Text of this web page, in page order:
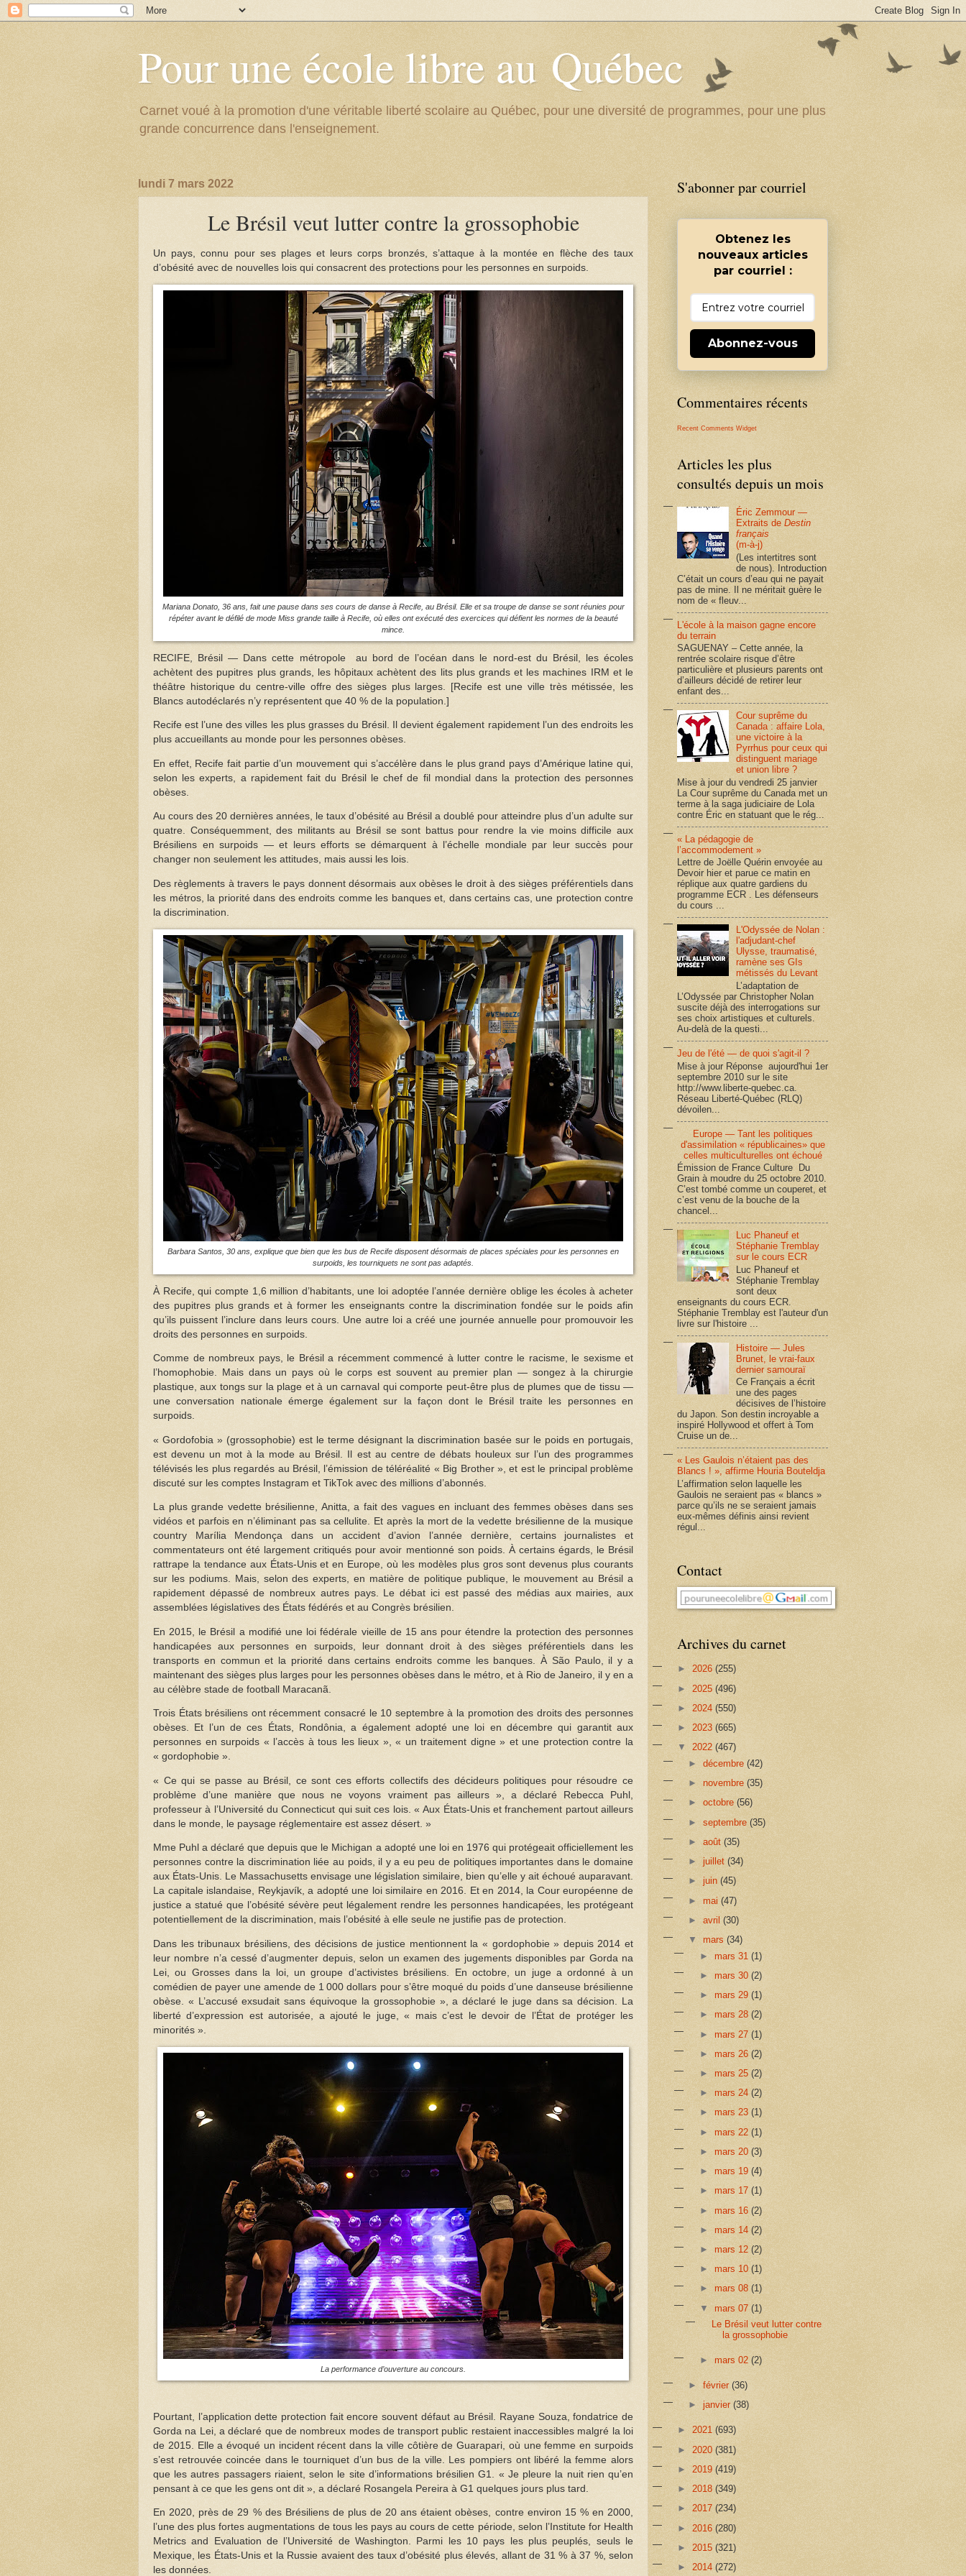
Pour une école libre au Québec
Carnet voué à la promotion d'une véritable liberté scolaire au Québec, pour une diversité de programmes, pour une plus
grande concurrence dans l'enseignement.
lundi 7 mars 2022
Le Brésil veut lutter contre la grossophobie
Un pays, connu pour ses plages et leurs corps bronzés, s’attaque à la montée en flèche des taux
d’obésité avec de nouvelles lois qui consacrent des protections pour les personnes en surpoids.
Mariana Donato, 36 ans, fait une pause dans ses cours de danse à Recife, au Brésil. Elle et sa troupe de danse se sont réunies pour
répéter avant le défilé de mode Miss grande taille à Recife, où elles ont exécuté des exercices qui défient les normes de la beauté
mince.
RECIFE, Brésil — Dans cette métropole au bord de l’océan dans le nord-est du Brésil, les écoles
achètent des pupitres plus grands, les hôpitaux achètent des lits plus grands et les machines IRM et le
théâtre historique du centre-ville offre des sièges plus larges. [Recife est une ville très métissée, les
Blancs autodéclarés n’y représentent que 40 % de la population.]
Recife est l’une des villes les plus grasses du Brésil. Il devient également rapidement l’un des endroits les
plus accueillants au monde pour les personnes obèses.
En effet, Recife fait partie d’un mouvement qui s’accélère dans le plus grand pays d’Amérique latine qui,
selon les experts, a rapidement fait du Brésil le chef de fil mondial dans la protection des personnes
obèses.
Au cours des 20 dernières années, le taux d’obésité au Brésil a doublé pour atteindre plus d’un adulte sur
quatre. Conséquemment, des militants au Brésil se sont battus pour rendre la vie moins difficile aux
Brésiliens en surpoids — et leurs efforts se démarquent à l’échelle mondiale par leur succès pour
changer non seulement les attitudes, mais aussi les lois.
Des règlements à travers le pays donnent désormais aux obèses le droit à des sièges préférentiels dans
les métros, la priorité dans des endroits comme les banques et, dans certains cas, une protection contre
la discrimination.
Barbara Santos, 30 ans, explique que bien que les bus de Recife disposent désormais de places spéciales pour les personnes en
surpoids, les tourniquets ne sont pas adaptés.
À Recife, qui compte 1,6 million d’habitants, une loi adoptée l’année dernière oblige les écoles à acheter
des pupitres plus grands et à former les enseignants contre la discrimination fondée sur le poids afin
qu’ils puissent l’inclure dans leurs cours. Une autre loi a créé une journée annuelle pour promouvoir les
droits des personnes en surpoids.
Comme de nombreux pays, le Brésil a récemment commencé à lutter contre le racisme, le sexisme et
l’homophobie. Mais dans un pays où le corps est souvent au premier plan — songez à la chirurgie
plastique, aux tongs sur la plage et à un carnaval qui comporte peut-être plus de plumes que de tissu —
une conversation nationale émerge également sur la façon dont le Brésil traite les personnes en
surpoids.
« Gordofobia » (grossophobie) est le terme désignant la discrimination basée sur le poids en portugais,
est devenu un mot à la mode au Brésil. Il est au centre de débats houleux sur l’un des programmes
télévisés les plus regardés au Brésil, l’émission de téléréalité « Big Brother », et est le principal problème
discuté sur les comptes Instagram et TikTok avec des millions d’abonnés.
La plus grande vedette brésilienne, Anitta, a fait des vagues en incluant des femmes obèses dans ses
vidéos et parfois en n’éliminant pas sa cellulite. Et après la mort de la vedette brésilienne de la musique
country Marília Mendonça dans un accident d’avion l’année dernière, certains journalistes et
commentateurs ont été largement critiqués pour avoir mentionné son poids. À certains égards, le Brésil
rattrape la tendance aux États-Unis et en Europe, où les modèles plus gros sont devenus plus courants
sur les podiums. Mais, selon des experts, en matière de politique publique, le mouvement au Brésil a
rapidement dépassé de nombreux autres pays. Le débat ici est passé des médias aux mairies, aux
assemblées législatives des États fédérés et au Congrès brésilien.
En 2015, le Brésil a modifié une loi fédérale vieille de 15 ans pour étendre la protection des personnes
handicapées aux personnes en surpoids, leur donnant droit à des sièges préférentiels dans les
transports en commun et la priorité dans certains endroits comme les banques. À São Paulo, il y a
maintenant des sièges plus larges pour les personnes obèses dans le métro, et à Rio de Janeiro, il y en a
au célèbre stade de football Maracanã.
Trois États brésiliens ont récemment consacré le 10 septembre à la promotion des droits des personnes
obèses. Et l’un de ces États, Rondônia, a également adopté une loi en décembre qui garantit aux
personnes en surpoids « l’accès à tous les lieux », « un traitement digne » et une protection contre la
« gordophobie ».
« Ce qui se passe au Brésil, ce sont ces efforts collectifs des décideurs politiques pour résoudre ce
problème d’une manière que nous ne voyons vraiment pas ailleurs », a déclaré Rebecca Puhl,
professeur à l’Université du Connecticut qui suit ces lois. « Aux États-Unis et franchement partout ailleurs
dans le monde, le paysage réglementaire est assez désert. »
Mme Puhl a déclaré que depuis que le Michigan a adopté une loi en 1976 qui protégeait officiellement les
personnes contre la discrimination liée au poids, il y a eu peu de politiques importantes dans le domaine
aux États-Unis. Le Massachusetts envisage une législation similaire, bien qu’elle y ait échoué auparavant.
La capitale islandaise, Reykjavík, a adopté une loi similaire en 2016. Et en 2014, la Cour européenne de
justice a statué que l’obésité sévère peut légalement rendre les personnes handicapées, les protégeant
potentiellement de la discrimination, mais l’obésité à elle seule ne justifie pas de protection.
Dans les tribunaux brésiliens, des décisions de justice mentionnent la « gordophobie » depuis 2014 et
leur nombre n’a cessé d’augmenter depuis, selon un examen des jugements disponibles par Gorda na
Lei, ou Grosses dans la loi, un groupe d’activistes brésiliens. En octobre, un juge a ordonné à un
comédien de payer une amende de 1 000 dollars pour s’être moqué du poids d’une danseuse brésilienne
obèse. « L’accusé exsudait sans équivoque la grossophobie », a déclaré le juge dans sa décision. La
liberté d’expression est autorisée, a ajouté le juge, « mais c’est le devoir de l’État de protéger les
minorités ».
La performance d’ouverture au concours.
Pourtant, l’application dette protection fait encore souvent défaut au Brésil. Rayane Souza, fondatrice de
Gorda na Lei, a déclaré que de nombreux modes de transport public restaient inaccessibles malgré la loi
de 2015. Elle a évoqué un incident récent dans la ville côtière de Guarapari, où une femme en surpoids
s’est retrouvée coincée dans le tourniquet d’un bus de la ville. Les pompiers ont libéré la femme alors
que les autres passagers riaient, selon le site d’informations brésilien G1. « Je pleure la nuit rien qu’en
pensant à ce que les gens ont dit », a déclaré Rosangela Pereira à G1 quelques jours plus tard.
En 2020, près de 29 % des Brésiliens de plus de 20 ans étaient obèses, contre environ 15 % en 2000,
l’une des plus fortes augmentations de tous les pays au cours de cette période, selon l’Institute for Health
Metrics and Evaluation de l’Université de Washington. Parmi les 10 pays les plus peuplés, seuls le
Mexique, les États-Unis et la Russie avaient des taux d’obésité plus élevés, allant de 31 % à 37 %, selon
les données.
S'abonner par courriel
Obtenez les
nouveaux articles
par courriel :
Abonnez-vous
Commentaires récents
Recent Comments Widget
Articles les plus
consultés depuis un mois
Éric Zemmour —
Extraits deDestin
français
(m-à-j)
(Les intertitres sont
de nous). Introduction
C’était un cours d’eau qui ne payait
pas de mine. Il ne méritait guère le
nom de « fleuv...
L'école à la maison gagne encore
du terrain
SAGUENAY – Cette année, la
rentrée scolaire risque d’être
particulière et plusieurs parents ont
d’ailleurs décidé de retirer leur
enfant des...
Cour suprême du
Canada : affaire Lola,
une victoire à la
Pyrrhus pour ceux qui
distinguent mariage
et union libre ?
Mise à jour du vendredi 25 janvier
La Cour suprême du Canada met un
terme à la saga judiciaire de Lola
contre Éric en statuant que le rég...
« La pédagogie de
l’accommodement »
Lettre de Joëlle Quérin envoyée au
Devoir hier et parue ce matin en
réplique aux quatre gardiens du
programme ECR . Les défenseurs
du cours ...
L'Odyssée de Nolan :
l'adjudant-chef
Ulysse, traumatisé,
ramène ses GIs
métissés du Levant
L’adaptation de
L’Odyssée par Christopher Nolan
suscite déjà des interrogations sur
ses choix artistiques et culturels.
Au-delà de la questi...
Jeu de l'été — de quoi s'agit-il ?
Mise à jour Réponse aujourd'hui 1er
septembre 2010 sur le site
http://www.liberte-quebec.ca.
Réseau Liberté-Québec (RLQ)
dévoilen...
Europe — Tant les politiques
d'assimilation « républicaines» que
celles multiculturelles ont échoué
Émission de France Culture Du
Grain à moudre du 25 octobre 2010.
C’est tombé comme un couperet, et
c’est venu de la bouche de la
chancel...
Luc Phaneuf et
Stéphanie Tremblay
sur le cours ECR
Luc Phaneuf et
Stéphanie Tremblay
sont deux
enseignants du cours ECR.
Stéphanie Tremblay est l'auteur d'un
livre sur l'histoire ...
Histoire — Jules
Brunet, le vrai-faux
dernier samouraï
Ce Français a écrit
une des pages
décisives de l’histoire
du Japon. Son destin incroyable a
inspiré Hollywood et offert à Tom
Cruise un de...
« Les Gaulois n’étaient pas des
Blancs ! », affirme Houria Bouteldja
L’affirmation selon laquelle les
Gaulois ne seraient pas « blancs »
parce qu’ils ne se seraient jamais
eux-mêmes définis ainsi revient
régul...
Contact
Archives du carnet
► 2026 (255)
► 2025 (496)
► 2024 (550)
► 2023 (665)
▼ 2022 (467)
►décembre(42)
►novembre(35)
►octobre(56)
►septembre(35)
►août(35)
► juillet(34)
►juin(45)
►mai(47)
►avril(30)
▼mars(34)
► mars 31 (1)
► mars 30 (2)
► mars 29 (1)
► mars 28 (2)
► mars 27 (1)
► mars 26 (2)
► mars 25 (2)
► mars 24 (2)
► mars 23 (1)
► mars 22 (1)
► mars 20 (3)
► mars 19 (4)
► mars 17 (1)
► mars 16 (2)
► mars 14 (2)
► mars 12 (2)
► mars 10 (1)
► mars 08 (1)
▼ mars 07 (1)
Le Brésil veut lutter contre
la grossophobie
► mars 02 (2)
►février(36)
►janvier(38)
► 2021 (693)
► 2020 (381)
► 2019 (419)
► 2018 (349)
► 2017 (234)
► 2016 (280)
► 2015 (321)
► 2014 (272)